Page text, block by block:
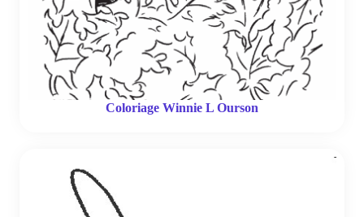
Coloriage Winnie L Ourson